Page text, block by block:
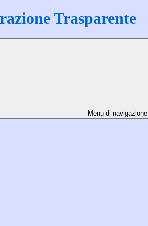
Trasparente
Menu di navigazione